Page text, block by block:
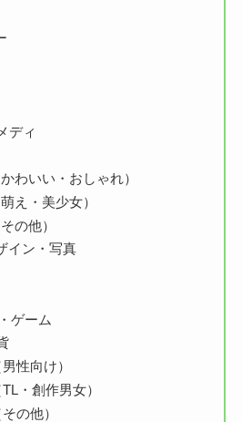
ディ
わいい・おしゃれ）
え・美少女）
の他）
イン・写真
ゲーム
性向け）
・創作男女）
の他）